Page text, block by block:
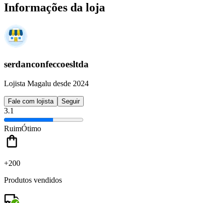
Informações da loja
serdanconfeccoesltda
Lojista Magalu desde 2024
Fale com lojista Seguir
3.1
RuimÓtimo
+200
Produtos vendidos